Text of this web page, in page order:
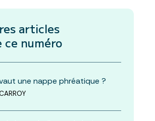
articles
ce numéro
une nappe phréatique ?